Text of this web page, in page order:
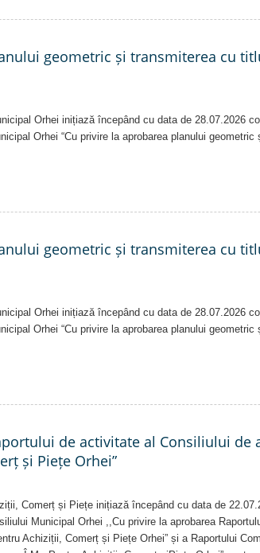
geometric și transmiterea cu
Orhei inițiază începând cu data de 28.07.2026
Orhei “Cu privire la aprobarea planului
geometric și transmiterea cu
Orhei inițiază începând cu data de 28.07.2026
Orhei “Cu privire la aprobarea planului
de activitate al Consiliului de
și Piețe Orhei”
Comerț și Piețe inițiază începând cu data de
Municipal Orhei ,,Cu privire la aprobarea
Achiziții, Comerț și Piețe Orhei” și a Raportului